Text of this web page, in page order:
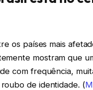
os países mais
mostram que
com frequência,
de identidade. (